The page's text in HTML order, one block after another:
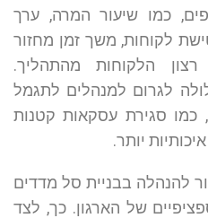
כמו שיעור המרה, ערך
לקוחות, משך זמן מחזור
הלקוחות מהתהליך.
לגרום למנהלים לתגמל
סגירת עסקאות קטנות
יותר.
להנהלה בבניית סל מדדים
של הארגון. כך, לצד